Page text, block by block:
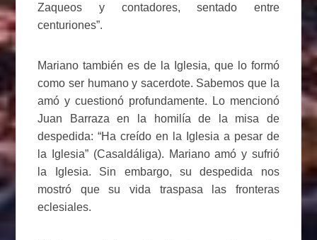
Zaqueos y contadores, sentado entre
centuriones”.
Mariano también es de la Iglesia, que lo formó
como ser humano y sacerdote. Sabemos que la
amó y cuestionó profundamente. Lo mencionó
Juan Barraza en la homilía de la misa de
despedida: “Ha creído en la Iglesia a pesar de
la Iglesia” (Casaldáliga). Mariano amó y sufrió
la Iglesia. Sin embargo, su despedida nos
mostró que su vida traspasa las fronteras
eclesiales.